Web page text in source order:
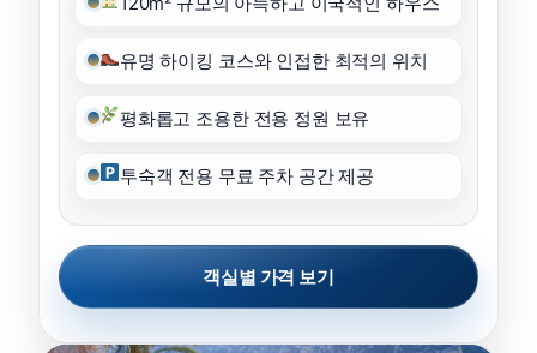
유명 하이킹 코스와 인접한 최적의 위치
평화롭고 조용한 전용 정원 보유
투숙객 전용 무료 주차 공간 제공
객실별 가격 보기